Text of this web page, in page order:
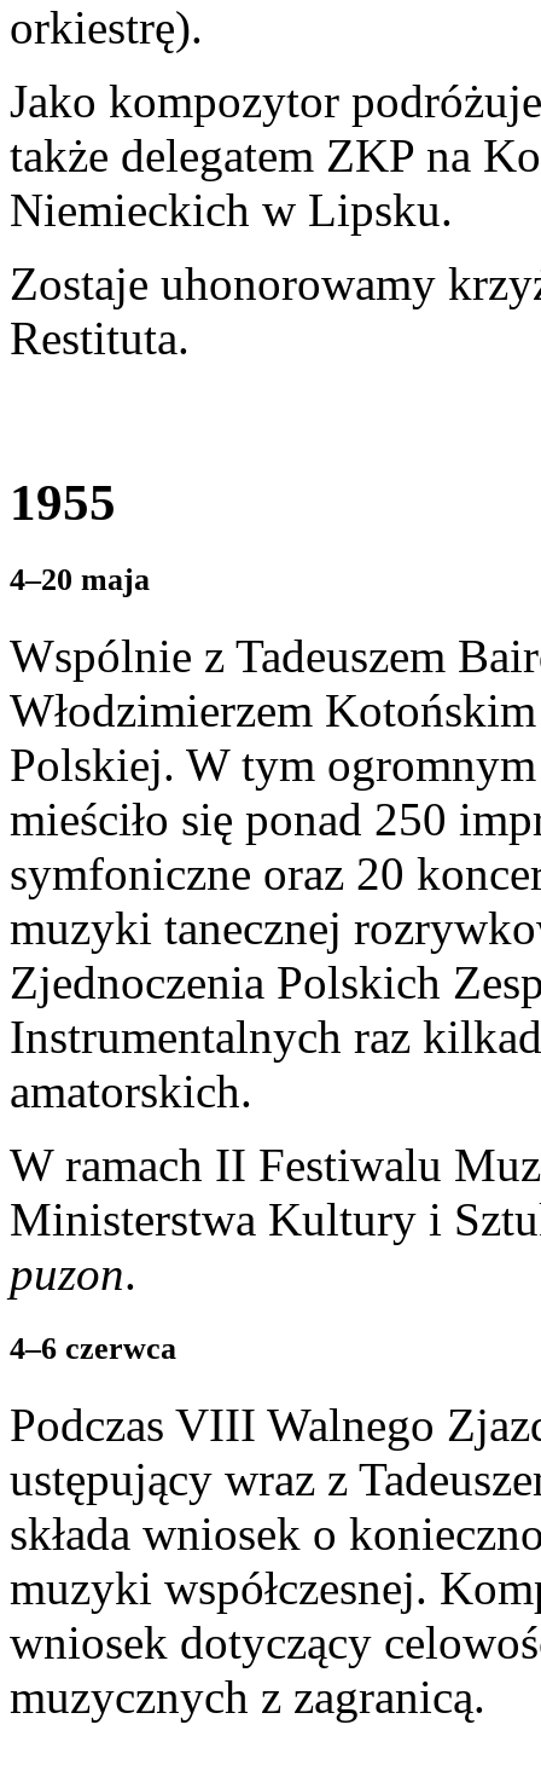
orkiestrę).
Jako kompozytor
także delegatem ZKP na
Niemieckich w Lipsku.
Zostaje uhonorowamy
Restituta.
1955
4–20 maja
Wspólnie z Tadeuszem
Włodzimierzem
Polskiej. W tym
mieściło się ponad 250
symfoniczne oraz 20
muzyki tanecznej
Zjednoczenia Polskich
Instrumentalnych raz
amatorskich.
W ramach II Festiwalu
Ministerstwa Kultury i
puzon.
4–6 czerwca
Podczas VIII Walnego
ustępujący wraz z
składa wniosek o
muzyki współczesnej.
wniosek dotyczący
muzycznych z zagranicą.